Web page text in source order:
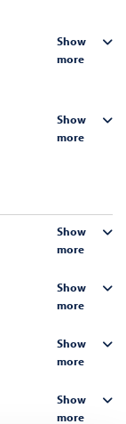
Show
more
Show
more
Show
more
Show
more
Show
more
Show
more